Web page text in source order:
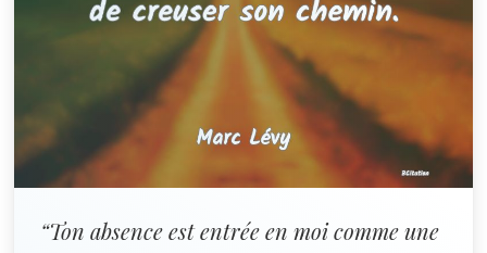
“Ton absence est entrée en moi comme une